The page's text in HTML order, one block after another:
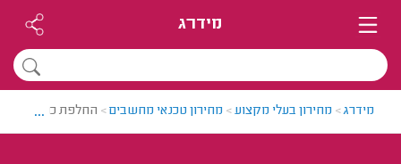
מידרג
מידרג> מחירון בעלי מקצוע> מחירון טכנאי מחשבים> החלפת כונן
...